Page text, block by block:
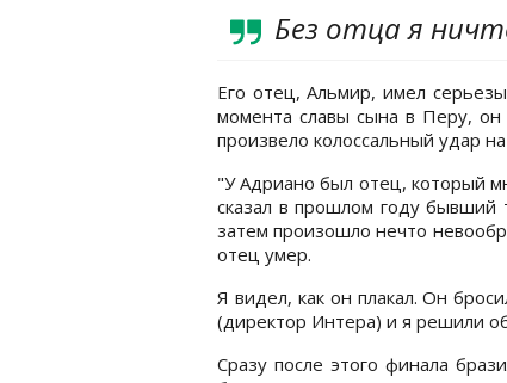
Без отца я
Его отец, Альмир, имел
момента славы сына в Перу, он
произвело колоссальный удар
"У Адриано был отец, который
сказал в прошлом году
затем произошло нечто
отец умер.
Я видел, как он плакал. Он
(директор Интера) и я решили
Сразу после этого финала